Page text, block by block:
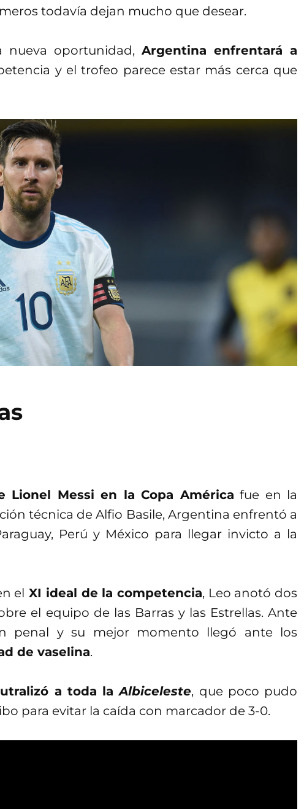
todavía dejan mucho que desear.
nueva oportunidad, Argentina enfrentará a
y el trofeo parece estar más cerca que
Lionel Messi en la Copa América fue en la
técnica de Alfio Basile, Argentina enfrentó a
Perú y México para llegar invicto a la
el XI ideal de la competencia, Leo anotó dos
el equipo de las Barras y las Estrellas. Ante
penal y su mejor momento llegó ante los
de vaselina.
a toda laAlbiceleste, que poco pudo
para evitar la caída con marcador de 3-0.